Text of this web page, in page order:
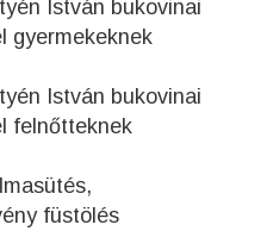
István bukovinai
gyermekeknek
István bukovinai
felnőtteknek
füstölés